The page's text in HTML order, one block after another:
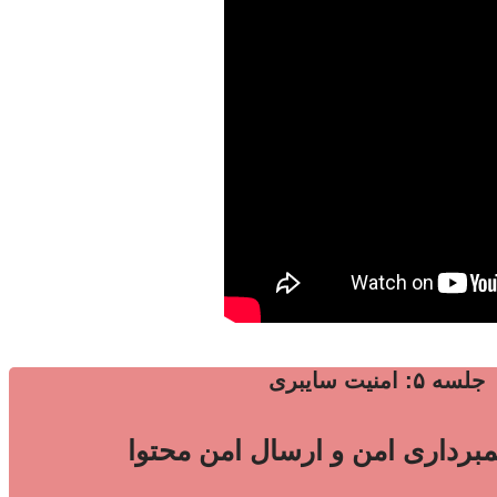
جلسه ۵: امنیت سایبری
امن و ارسال امن محتوا